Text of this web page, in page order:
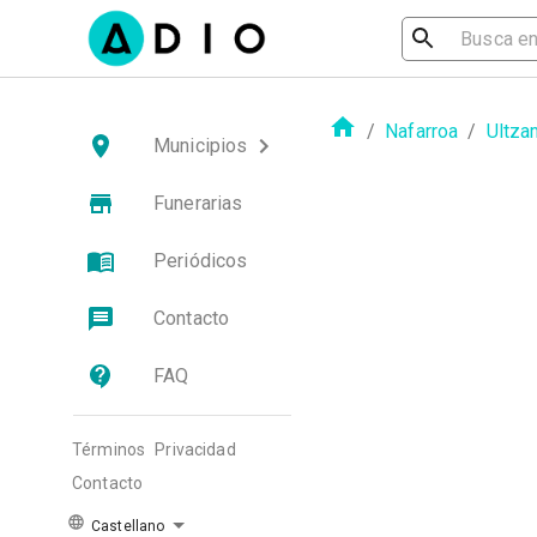
Municipios
Funerarias
Periódicos
Contacto
FAQ
Términos
Privacidad
Contacto
Castellano
/ Nafarroa /